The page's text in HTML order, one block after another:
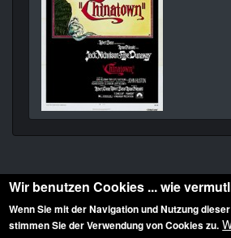
Diese Website ist urheberrechtlich geschützt: © 2010-
Wir benutzen Cookies ... wie
Wenn Sie mit der Navigation und Nutzung
stimmen Sie der Verwendung von Cookies zu.